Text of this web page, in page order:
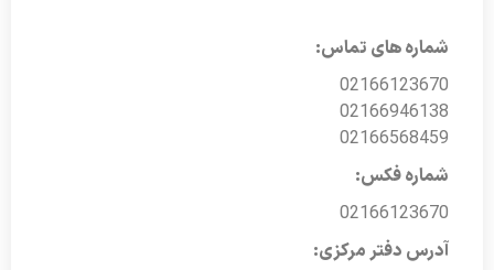
شماره های تماس:
02166123670
02166946138
02166568459
شماره فکس:
02166123670
آدرس دفتر مرکزی: